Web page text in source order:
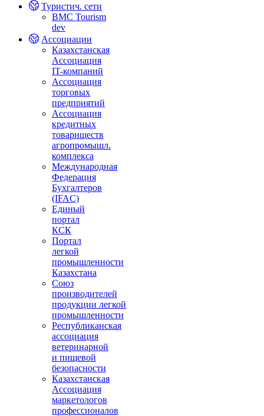
Туристич. сети
BMC Tourism
dev
Ассоциации
Казахстанская
Ассоциация
IT-компаний
Ассоциация
торговых
предприятий
Ассоциация
кредитных
товариществ
агропромышл.
комплекса
Международная
Федерация
Бухгалтеров
(IFAC)
Единый
портал
КСК
Портал
легкой
промышленности
Казахстана
Союз
производителей
продукции легкой
промышленности
Республиканская
ассоциация
ветеринарной
и пищевой
безопасности
Казахстанская
Ассоциация
маркетологов
профессионалов